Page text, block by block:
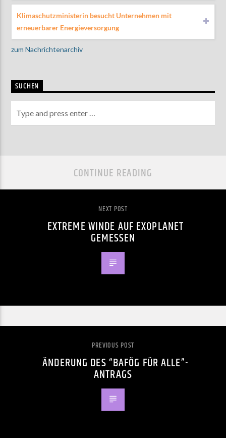
Klimaschutzministerin besucht Unternehmen mit
erneuerbarer Energieversorgung
zum Nachrichtenarchiv
SUCHEN
CONTINUE READING
NEXT POST
EXTREME WINDE AUF EXOPLANET
GEMESSEN
PREVIOUS POST
ÄNDERUNG DES “BAFÖG FÜR ALLE”-
ANTRAGS